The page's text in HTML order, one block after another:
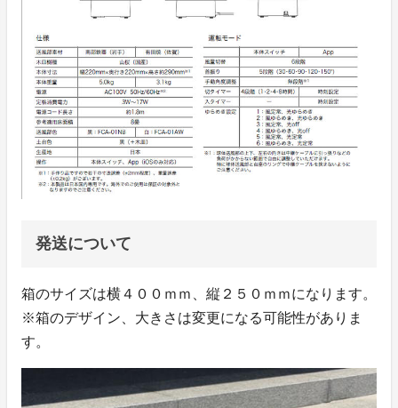
発送について
箱のサイズは横４００ｍｍ、縦２５０ｍｍになります。
※箱のデザイン、大きさは変更になる可能性がありま
す。